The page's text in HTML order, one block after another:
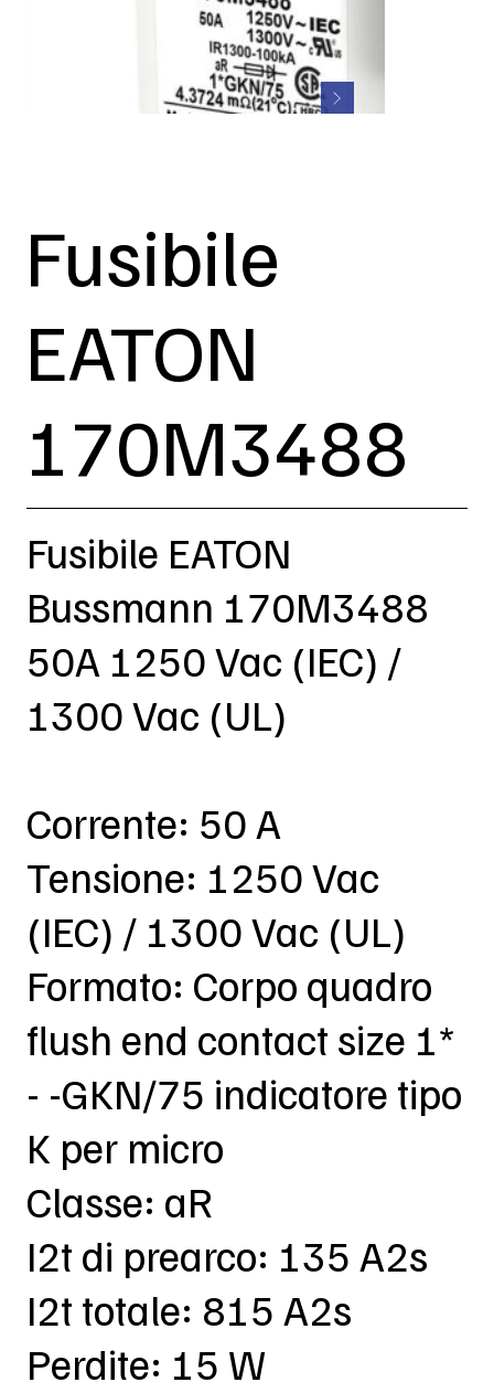
Fusibile
EATON
170M3488
Fusibile EATON
Bussmann 170M3488
50A 1250 Vac (IEC) /
1300 Vac (UL)
Corrente: 50 A
Tensione: 1250 Vac
(IEC) / 1300 Vac (UL)
Formato: Corpo quadro
flush end contact size 1*
- -GKN/75 indicatore tipo
K per micro
Classe: aR
I2t di prearco: 135 A2s
I2t totale: 815 A2s
Perdite: 15 W